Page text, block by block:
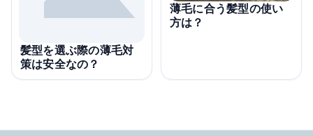
髪型を選ぶ際の薄毛対
策は安全なの？
薄毛に合う髪型の使い
方は？